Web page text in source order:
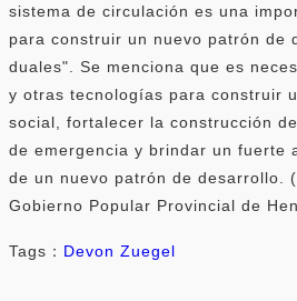
sistema de circulación es una
para construir un nuevo patrón de
duales". Se menciona que es
y otras tecnologías para construir
social, fortalecer la construcción
de emergencia y brindar un fuerte
de un nuevo patrón de desarrollo.
Gobierno Popular Provincial de
Tags： Devon Zuegel